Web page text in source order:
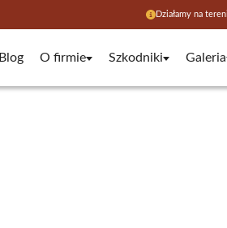
Działamy na
Blog O firmie Szkodniki Galeria